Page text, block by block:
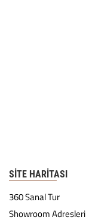
SITE HARITASI
360 Sanal Tur
Showroom Adresleri